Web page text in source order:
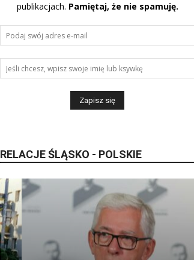
publikacjach. Pamiętaj, że nie spamuję.
RELACJE ŚLĄSKO - POLSKIE